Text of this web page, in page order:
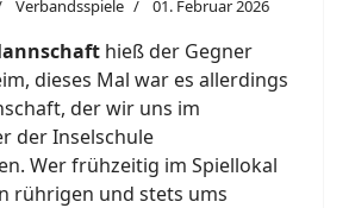
Verbandsspiele 01. Februar 2026
hieß der Gegner
dieses Mal war es allerdings
der wir uns im
der Inselschule
Wer frühzeitig im Spiellokal
rührigen und stets ums